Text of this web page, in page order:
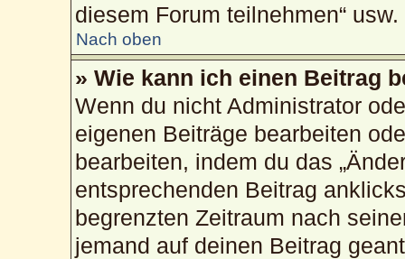
diesem Forum teilnehmen“ usw.
Nach oben
» Wie kann ich einen Beitrag
Wenn du nicht Administrator
eigenen Beiträge bearbeiten
bearbeiten, indem du das
entsprechenden Beitrag
begrenzten Zeitraum nach
jemand auf deinen Beitrag